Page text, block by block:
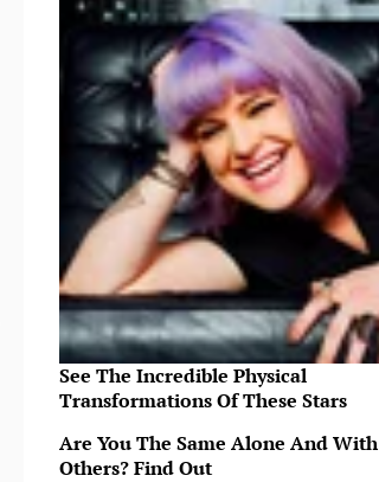
See The Incredible Physical
Transformations Of These Stars
Are You The Same Alone And With
Others? Find Out